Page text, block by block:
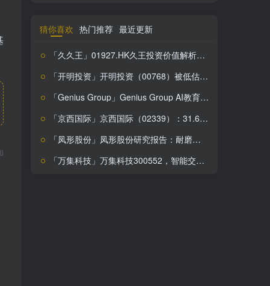
猜你喜欢 热门推荐 最近更新
「久久王」01927.HK久王投资价值解析：甜食市场稳占一席之地，股价波动下的潜力股？
「开明投资」开明投资（00768）被低估？内在价值高于市场价，投资机会分析
「Genius Group」Genius Group AI教育逆天崛起，错过等十年！
「京西国际」京西国际（02339）：31.6%低估值带来投资机会
「凤形股份」凤形股份研究报告：耐磨材料市场潜力股，投资价值深度解析
「万集科技」万集科技300552，智能交通领军企业，技术创新引领未来